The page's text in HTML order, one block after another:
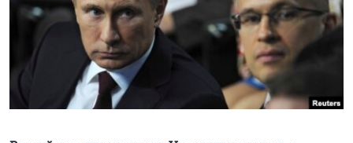
Learning English
СОЦИАЛЬНЫЕ СЕТИ